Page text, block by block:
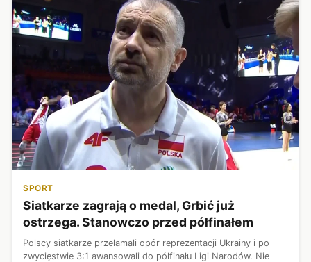
SPORT
Siatkarze zagrają o medal, Grbić już
ostrzega. Stanowczo przed półfinałem
Polscy siatkarze przełamali opór reprezentacji Ukrainy i po
zwycięstwie 3:1 awansowali do półfinału Ligi Narodów. Nie